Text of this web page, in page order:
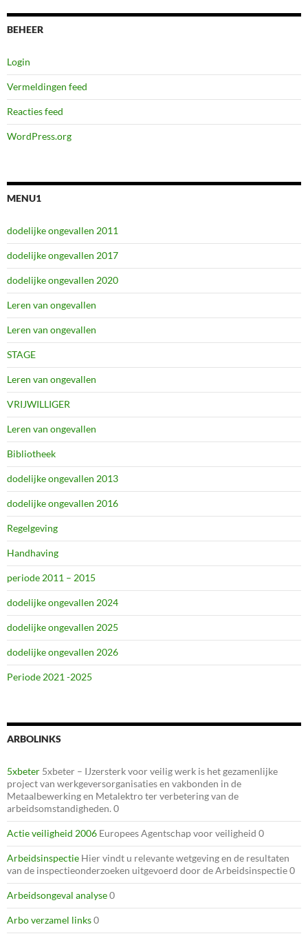
BEHEER
Login
Vermeldingen feed
Reacties feed
WordPress.org
MENU1
dodelijke ongevallen 2011
dodelijke ongevallen 2017
dodelijke ongevallen 2020
Leren van ongevallen
Leren van ongevallen
STAGE
Leren van ongevallen
VRIJWILLIGER
Leren van ongevallen
Bibliotheek
dodelijke ongevallen 2013
dodelijke ongevallen 2016
Regelgeving
Handhaving
periode 2011 – 2015
dodelijke ongevallen 2024
dodelijke ongevallen 2025
dodelijke ongevallen 2026
Periode 2021 -2025
ARBOLINKS
5xbeter 5xbeter – IJzersterk voor veilig werk is het gezamenlijke
project van werkgeversorganisaties en vakbonden in de
Metaalbewerking en Metalektro ter verbetering van de
arbeidsomstandigheden. 0
Actie veiligheid 2006 Europees Agentschap voor veiligheid 0
Arbeidsinspectie Hier vindt u relevante wetgeving en de resultaten
van de inspectieonderzoeken uitgevoerd door de Arbeidsinspectie 0
Arbeidsongeval analyse0
Arbo verzamel links0